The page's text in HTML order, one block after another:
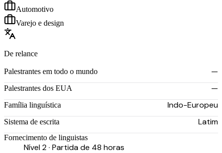
Automotivo
Varejo e design
De relance
Palestrantes em todo o mundo —
Palestrantes dos EUA —
Família linguística Indo-Europeu
Sistema de escrita Latim
Fornecimento de linguistas
Nível 2 · Partida de 48 horas